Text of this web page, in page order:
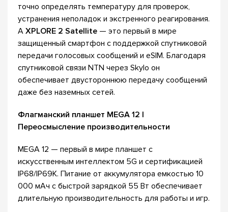
точно определять температуру для проверок,
устранения неполадок и экстренного реагирования.
А XPLORE 2 Satellite — это первый в мире
защищенный смартфон с поддержкой спутниковой
передачи голосовых сообщений и eSIM. Благодаря
спутниковой связи NTN через Skylo он
обеспечивает двустороннюю передачу сообщений
даже без наземных сетей.
Флагманский планшет MEGA 12 |
Переосмысление производительности
MEGA 12 — первый в мире планшет с
искусственным интеллектом 5G и сертификацией
IP68/IP69K. Питание от аккумулятора емкостью 10
000 мАч с быстрой зарядкой 55 Вт обеспечивает
длительную производительность для работы и игр.